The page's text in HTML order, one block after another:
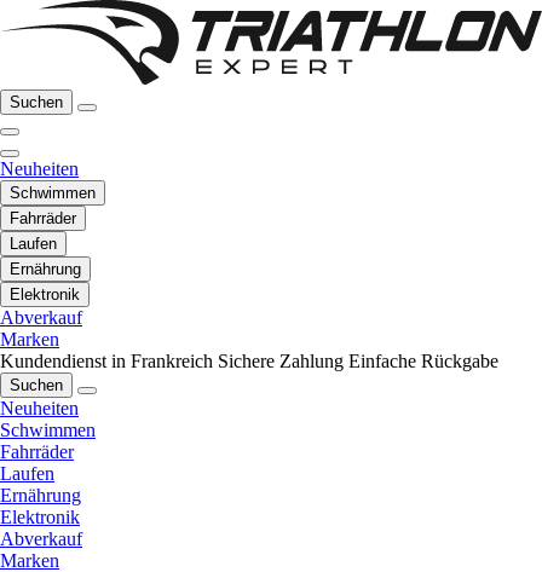
Suchen
Neuheiten
Schwimmen
Fahrräder
Laufen
Ernährung
Elektronik
Abverkauf
Marken
Kundendienst in Frankreich Sichere Zahlung Einfache Rückgabe
Suchen
Neuheiten
Schwimmen
Fahrräder
Laufen
Ernährung
Elektronik
Abverkauf
Marken